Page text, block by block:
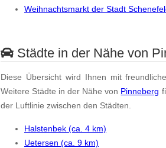
Weihnachtsmarkt der Stadt
Städte in der Nähe von
Diese Übersicht wird Ihnen mit
Weitere Städte in der Nähe von Pinneberg
der Luftlinie zwischen den Städten.
Halstenbek (ca. 4 km)
Uetersen (ca. 9 km)